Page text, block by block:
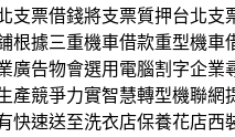
支票借錢將支票質押台北支
根據三重機車借款重型機車
廣告物會選用電腦割字企業
產競爭力實智慧轉型機聯網
快速送至洗衣店保養花店西